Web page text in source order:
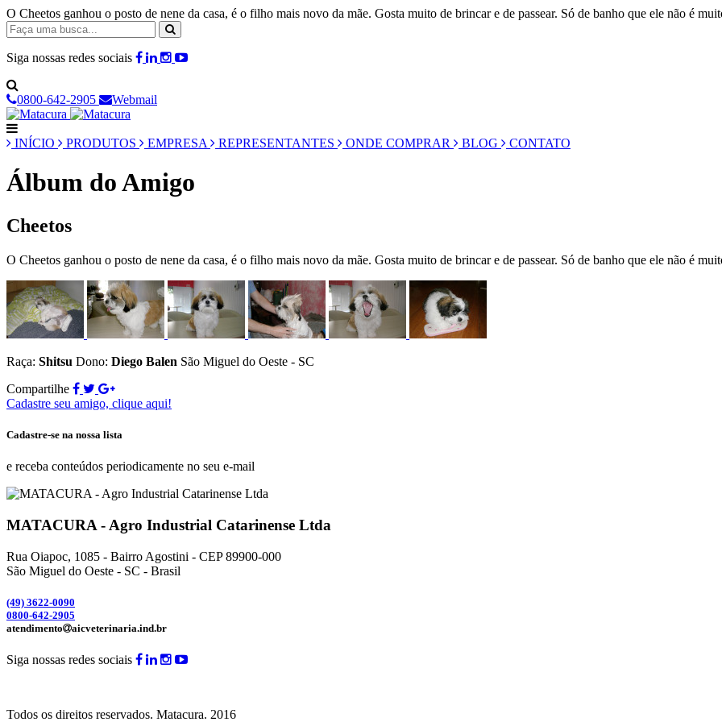
O Cheetos ganhou o posto de nene da casa, é o filho mais novo da mãe. Gosta muito de brincar e de passear. Só de banho que ele não é
Siga nossas redes sociais
0800-642-2905 Webmail
INÍCIO PRODUTOS EMPRESA REPRESENTANTES ONDE COMPRAR BLOG CONTATO
Álbum do Amigo
Cheetos
O Cheetos ganhou o posto de nene da casa, é o filho mais novo da mãe. Gosta muito de brincar e de passear. Só de banho que ele não é
Raça: Shitsu Dono: Diego Balen São Miguel do Oeste - SC
Compartilhe
Cadastre seu amigo, clique aqui!
Cadastre-se na nossa lista
e receba conteúdos periodicamente no seu e-mail
MATACURA - Agro Industrial Catarinense Ltda
Rua Oiapoc, 1085 - Bairro Agostini - CEP 89900-000
São Miguel do Oeste - SC - Brasil
(49) 3622-0090
0800-642-2905
atendimento
aicveterinaria.ind.br
Siga nossas redes sociais
Todos os direitos reservados. Matacura. 2016